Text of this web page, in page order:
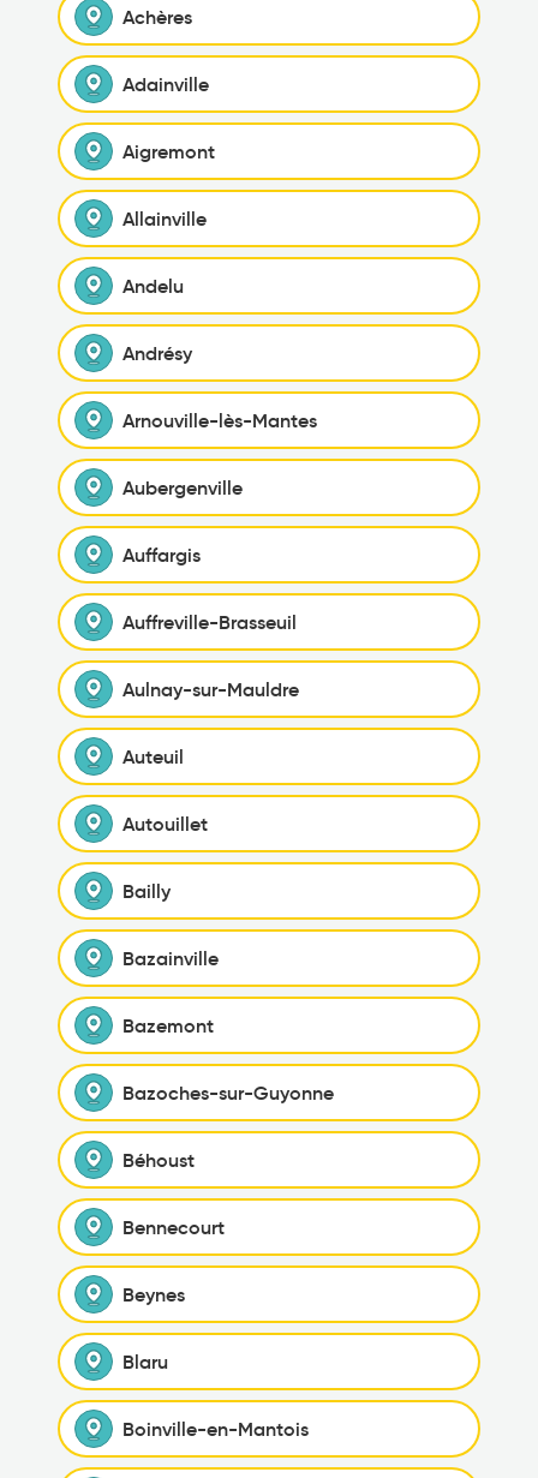
Achères
Adainville
Aigremont
Allainville
Andelu
Andrésy
Arnouville-lès-Mantes
Aubergenville
Auffargis
Auffreville-Brasseuil
Aulnay-sur-Mauldre
Auteuil
Autouillet
Bailly
Bazainville
Bazemont
Bazoches-sur-Guyonne
Béhoust
Bennecourt
Beynes
Blaru
Boinville-en-Mantois